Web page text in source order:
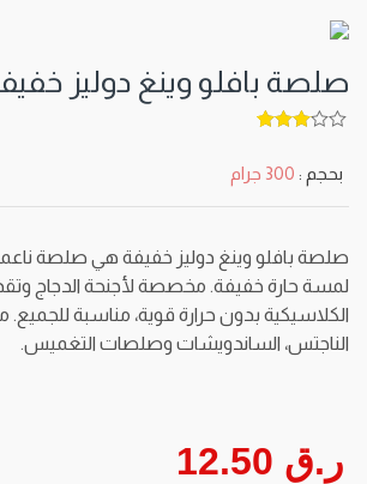
صلصة بافلو وينغ دوليز خفيفة 300
بحجم : 300 جرام
صلصة بافلو وينغ دوليز خفيفة هي صلصة
لمسة حارة خفيفة. مخصصة لأجنحة الدجاج
الكلاسيكية بدون حرارة قوية، مناسبة للجميع.
الناجتس، الساندويشات وصلصات التغميس.
ر.ق 12.50